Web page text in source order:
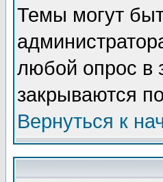
Темы могут
любой опрос в
закрываются
Вернуться к